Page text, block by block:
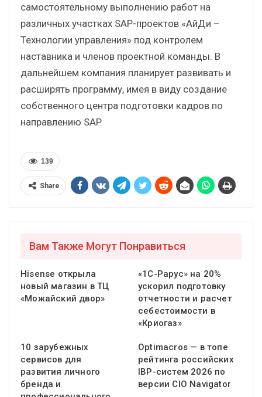
самостоятельному выполнению работ на
различных участках SAP-проектов «АйДи –
Технологии управления» под контролем
наставника и членов проектной команды. В
дальнейшем компания планирует развивать и
расширять программу, имея в виду создание
собственного центра подготовки кадров по
направлению SAP.
139
Share
Вам Также Могут Понравиться
Hisense открыла
новый магазин в ТЦ
«Можайский двор»
«1С-Рарус» на 20%
ускорил подготовку
отчетности и расчет
себестоимости в
«Криогаз»
10 зарубежных
сервисов для
развития личного
бренда и
Optimacros — в топе
рейтинга российских
IBP-систем 2026 по
версии CIO Navigator